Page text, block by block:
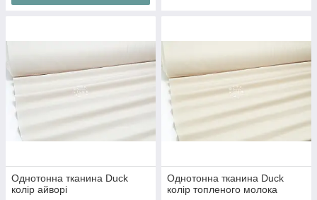
Однотонна тканина Duck
колір айворі
Однотонна тканина Duck
колір топленого молока